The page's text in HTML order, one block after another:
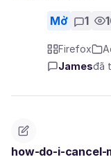
Mở 1
Firefox
Jamesđã
how-do-i-cancel-